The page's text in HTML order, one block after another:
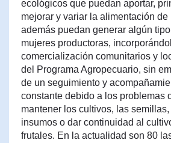
ecológicos que puedan aportar,
mejorar y variar la alimentación
además puedan generar algún
mujeres productoras,
comercialización comunitarios y
del Programa Agropecuario, sin
de un seguimiento y
constante debido a los problemas
mantener los cultivos, las
insumos o dar continuidad al
frutales. En la actualidad son 80